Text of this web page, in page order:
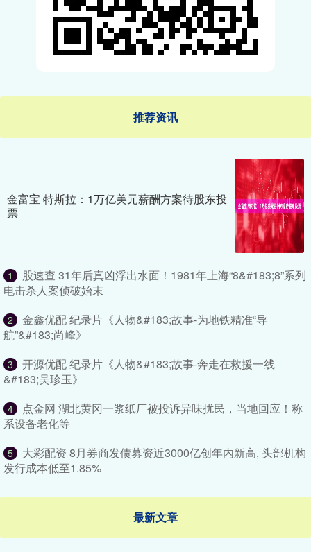
推荐资讯
金富宝 特斯拉：1万亿美元薪酬方案待股东投
票
1
股速查 31年后真凶浮出水面！1981年上海“8&#183;8”系列
电击杀人案侦破始末
2
金鑫优配 纪录片《人物&#183;故事-为地铁精准“导
航”&#183;尚峰》
3
开源优配 纪录片《人物&#183;故事-奔走在救援一线
&#183;吴珍玉》
4
点金网 湖北黄冈一浆纸厂被投诉异味扰民，当地回应！称
系设备老化等
5
大彩配资 8月券商发债募资近3000亿创年内新高, 头部机构
发行成本低至1.85%
最新文章